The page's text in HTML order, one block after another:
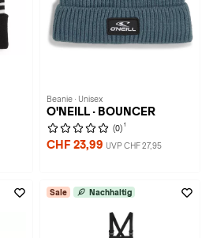
Beanie · Unisex
O'NEILL · BOUNCER
(0) 1
CHF 23,99 UVP CHF 27,95
Sale Nachhaltig